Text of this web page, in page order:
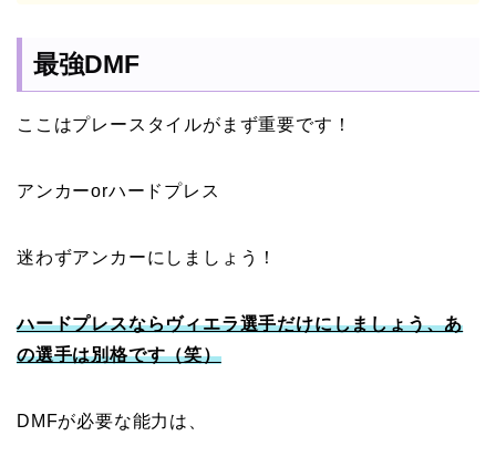
最強DMF
ここはプレースタイルがまず重要です！
アンカーorハードプレス
迷わずアンカーにしましょう！
ハードプレスならヴィエラ選手だけにしましょう、あ
の選手は別格です（笑）
DMFが必要な能力は、